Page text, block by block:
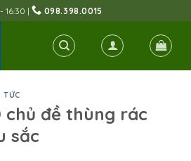
16:30 | 098.398.0015
TỨC
chủ đề thùng rác
sắc